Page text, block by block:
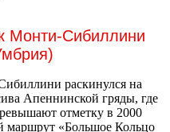
Монти-Сибиллини
раскинулся на
Апеннинской гряды, где
отметку в 2000
маршрут «Большое Кольцо